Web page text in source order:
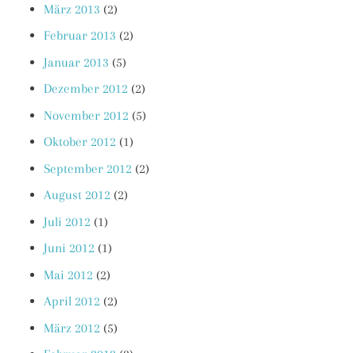
März 2013 (2)
Februar 2013 (2)
Januar 2013 (5)
Dezember 2012 (2)
November 2012 (5)
Oktober 2012 (1)
September 2012 (2)
August 2012 (2)
Juli 2012 (1)
Juni 2012 (1)
Mai 2012 (2)
April 2012 (2)
März 2012 (5)